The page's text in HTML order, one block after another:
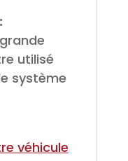
utilisé
système
véhicule